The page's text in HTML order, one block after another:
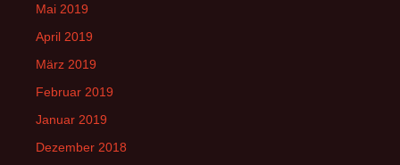
Mai 2019
April 2019
März 2019
Februar 2019
Januar 2019
Dezember 2018